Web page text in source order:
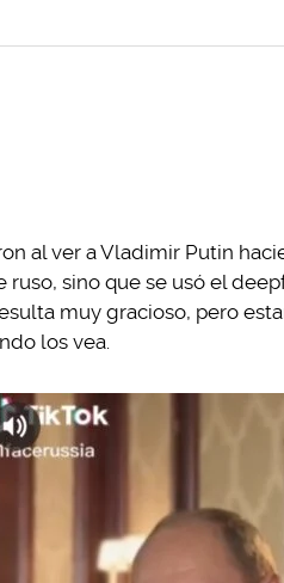
al ver a Vladimir Putin
ruso, sino que se usó el
muy gracioso, pero
los vea.